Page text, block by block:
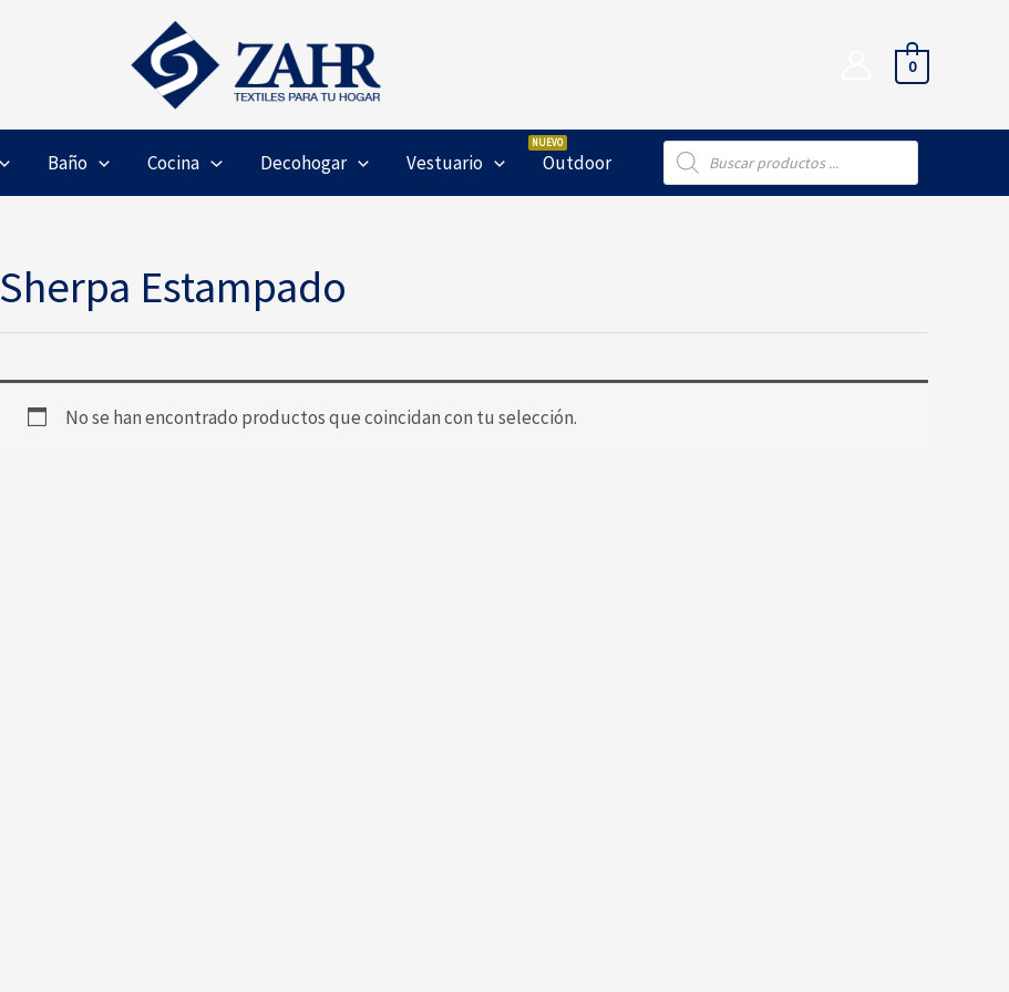
0
Baño Cocina Decohogar Vestuario Outdoor
Búsqueda
de
productos
Sherpa Estampado
No se han encontrado productos que coincidan con tu selección.